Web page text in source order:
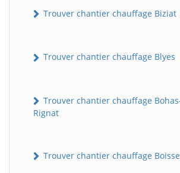
Trouver chantier chauffage Biziat
Trouver chantier chauffage Blyes
Trouver chantier chauffage
Rignat
Trouver chantier chauffage